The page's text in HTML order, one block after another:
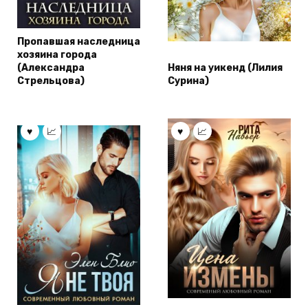
Пропавшая наследница
хозяина города
(Александра
Стрельцова)
Няня на уикенд (Лилия
Сурина)